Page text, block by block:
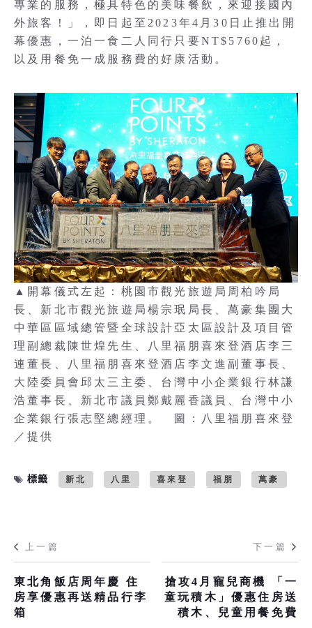
專業的服務，極具特色的美味餐飲，來迎接國內
外旅客！」，即日起至2023年4月30日止推出開
幕優惠，一泊一食二人同行只要NT$5760起，
以及用餐免一成服務費的好康活動。
▲開幕儀式左起：桃園市觀光旅遊局周柏吟局
長、新北市觀光旅遊局楊宗珉局長、萬豪集團大
中華區區域總管暨全球設計亞太區設計及項目管
理副總裁陳世煌先生、八里福朋喜來登酒店李三
連董長、八里福朋喜來登酒店李文進副董事長、
大陸委員會邱太三主委、台灣中小企業銀行林謙
浩董事長、新北市議員鄭戴麗香議員、台灣中小
企業銀行張志堅總經理。 圖：八里福朋喜來登
／提供
標籤 新北 八里 喜來登 福朋 萬豪
上一篇
東北角飯店周年慶 住
房享優惠再送精品行李
箱
下一篇
搶攻4月寵兒商機 「一
童玩積木」優惠住房送
積木、兒童用餐免費